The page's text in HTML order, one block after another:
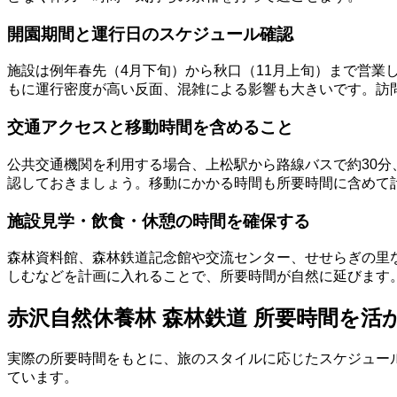
開園期間と運行日のスケジュール確認
施設は例年春先（4月下旬）から秋口（11月上旬）まで営業
もに運行密度が高い反面、混雑による影響も大きいです。
交通アクセスと移動時間を含めること
公共交通機関を利用する場合、上松駅から路線バスで約30
認しておきましょう。移動にかかる時間も所要時間に含め
施設見学・飲食・休憩の時間を確保する
森林資料館、森林鉄道記念館や交流センター、せせらぎの
しむなどを計画に入れることで、所要時間が自然に延びま
赤沢自然休養林 森林鉄道 所要時間を
実際の所要時間をもとに、旅のスタイルに応じたスケジュ
ています。